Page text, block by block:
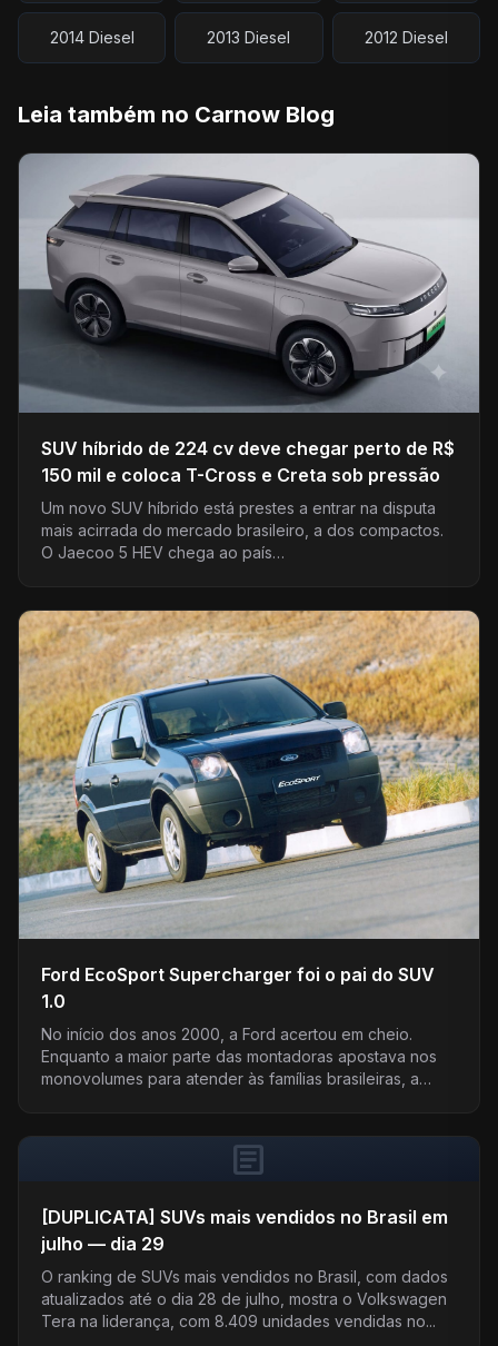
2014 Diesel 2013 Diesel 2012 Diesel
Leia também no Carnow Blog
SUV híbrido de 224 cv deve chegar perto de R$
150 mil e coloca T-Cross e Creta sob pressão
Um novo SUV híbrido está prestes a entrar na disputa
mais acirrada do mercado brasileiro, a dos compactos.
O Jaecoo 5 HEV chega ao país…
Ford EcoSport Supercharger foi o pai do SUV
1.0
No início dos anos 2000, a Ford acertou em cheio.
Enquanto a maior parte das montadoras apostava nos
monovolumes para atender às famílias brasileiras, a…
article
[DUPLICATA] SUVs mais vendidos no Brasil em
julho — dia 29
O ranking de SUVs mais vendidos no Brasil, com dados
atualizados até o dia 28 de julho, mostra o Volkswagen
Tera na liderança, com 8.409 unidades vendidas no...